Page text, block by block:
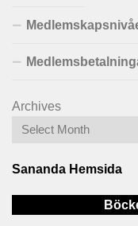
Archives
Sananda Hemsida